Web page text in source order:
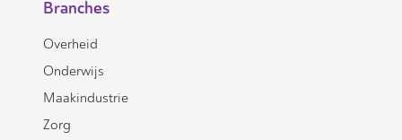
Branches
Overheid
Onderwijs
Maakindustrie
Zorg